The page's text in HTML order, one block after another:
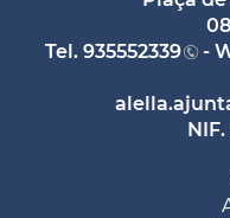
Tel. 935552339 -